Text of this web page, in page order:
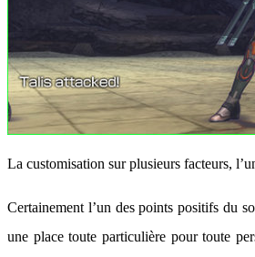
La customisation sur plusieurs facteurs,
Certainement l’un des points positifs du
une place toute particulière pour toute